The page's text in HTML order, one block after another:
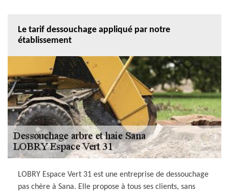
Le tarif dessouchage appliqué par notre
établissement
LOBRY Espace Vert 31 est une entreprise de dessouchage
pas chère à Sana. Elle propose à tous ses clients, sans